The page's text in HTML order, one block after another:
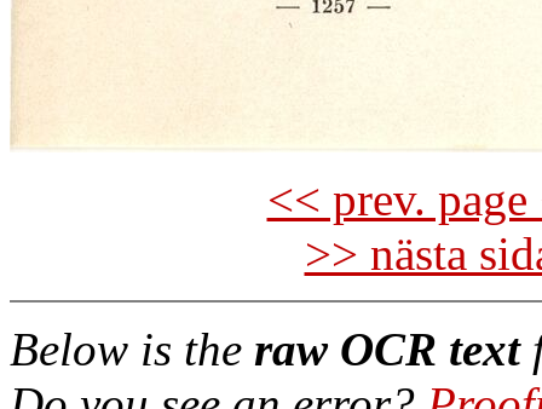
<< prev.
>> nästa
Below is the raw OCR text